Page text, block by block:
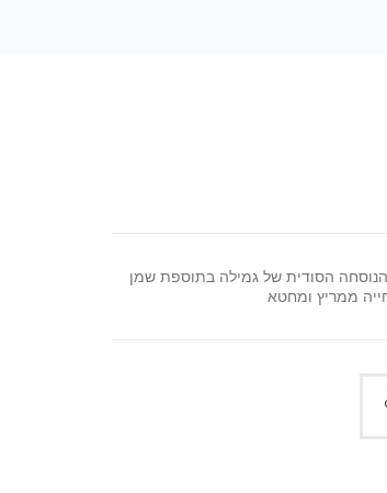
הסודית של גמילה בתוספת שמן